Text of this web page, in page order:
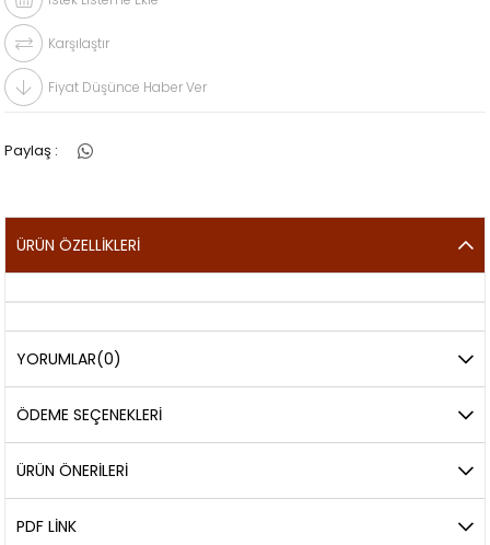
Karşılaştır
Fiyat Düşünce Haber Ver
Paylaş :
ÜRÜN ÖZELLIKLERI
YORUMLAR(0)
ÖDEME SEÇENEKLERI
ÜRÜN ÖNERILERI
PDF LINK